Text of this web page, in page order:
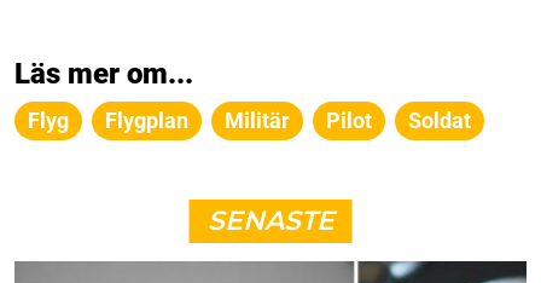
Läs mer om...
Flyg Flygplan Militär Pilot Soldat
SENASTE